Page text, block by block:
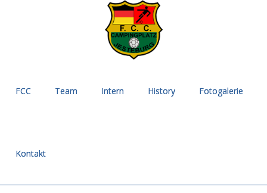
FCC Team Intern History Fotogalerie
Kontakt